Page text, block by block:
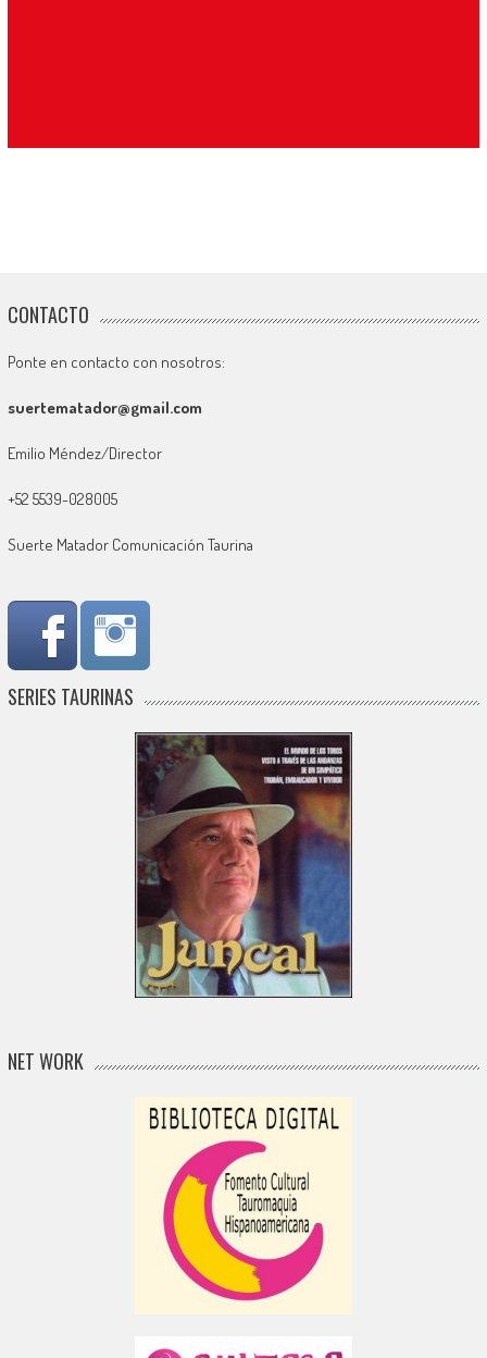
CONTACTO
Ponte en contacto con nosotros:
suertematador@gmail.com
Emilio Méndez/Director
+52 5539-028005
Suerte Matador Comunicación Taurina
SERIES TAURINAS
NET WORK